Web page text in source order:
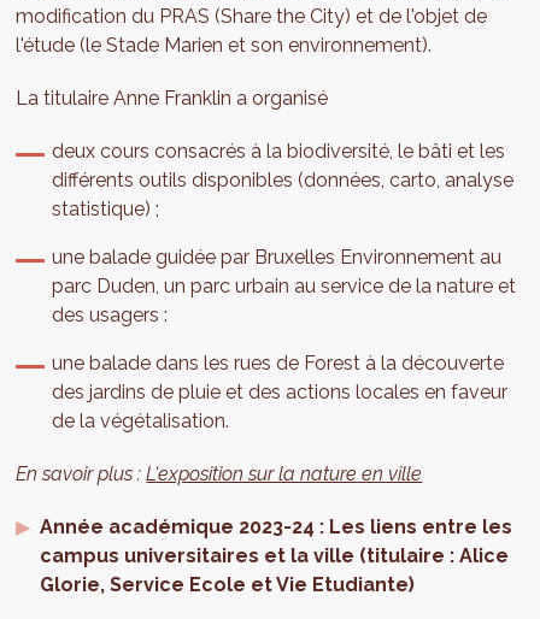
modification du PRAS (Share the City) et de l'objet de
l'étude (le Stade Marien et son environnement).
La titulaire Anne Franklin a organisé
deux cours consacrés à la biodiversité, le bâti et les
différents outils disponibles (données, carto, analyse
statistique) ;
une balade guidée par Bruxelles Environnement au
parc Duden, un parc urbain au service de la nature et
des usagers :
une balade dans les rues de Forest à la découverte
des jardins de pluie et des actions locales en faveur
de la végétalisation.
En savoir plus :L'exposition sur la nature en ville
Année académique 2023-24 : Les liens entre les
campus universitaires et la ville (titulaire : Alice
Glorie, Service Ecole et Vie Etudiante)